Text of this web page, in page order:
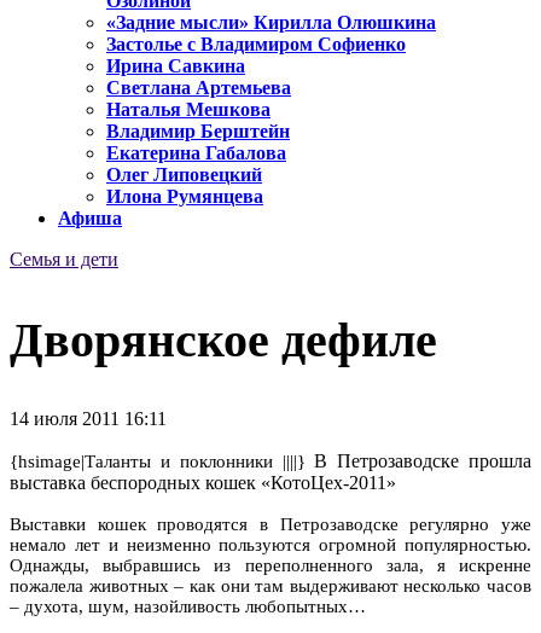
«Задние мысли» Кирилла Олюшкина
Застолье с Владимиром Софиенко
Ирина Савкина
Светлана Артемьева
Наталья Мешкова
Владимир Берштейн
Екатерина Габалова
Олег Липовецкий
Илона Румянцева
Афиша
Семья и дети
Дворянское дефиле
14 июля 2011 16:11
{hsimage|Таланты и поклонники ||||}В Петрозаводске прошла
выставка беспородных кошек «КотоЦех-2011»
Выставки кошек проводятся в Петрозаводске регулярно уже
немало лет и неизменно пользуются огромной популярностью.
Однажды, выбравшись из переполненного зала, я искренне
пожалела животных – как они там выдерживают несколько часов
– духота, шум, назойливость любопытных…